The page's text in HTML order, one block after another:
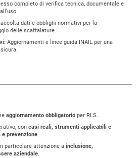
completo di verifica tecnica, documentale e
dati e obblighi normativi per la
delle scaffalature.
Aggiornamenti e linee guida INAIL per una
aggiornamento obbligatorio per RLS.
con casi reali, strumenti applicabili e
prevenzione.
particolare attenzione a inclusione,
aziendale.